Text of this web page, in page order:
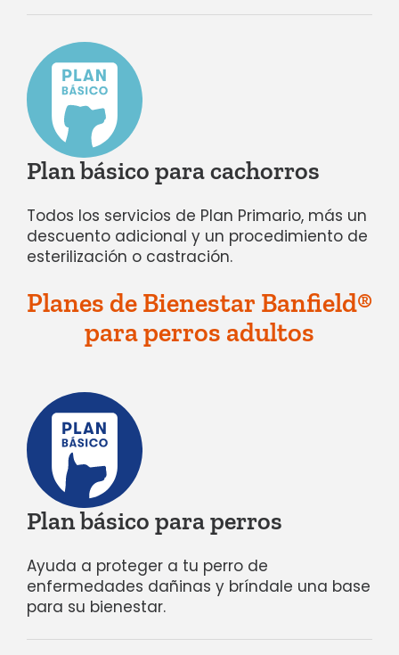
Plan básico para cachorros
Todos los servicios de Plan Primario, más un
descuento adicional y un procedimiento de
esterilización o castración.
Planes de Bienestar Banfield®
para perros adultos
Plan básico para perros
Ayuda a proteger a tu perro de
enfermedades dañinas y bríndale una base
para su bienestar.